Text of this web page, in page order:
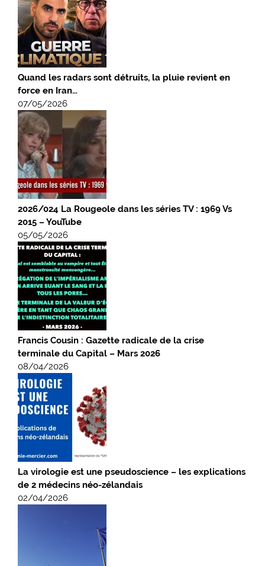
Quand les radars sont détruits, la pluie revient en
force en Iran…
07/05/2026
2026/024 La Rougeole dans les séries TV : 1969 Vs
2015 – YouTube
05/05/2026
Francis Cousin : Gazette radicale de la crise
terminale du Capital – Mars 2026
08/04/2026
La virologie est une pseudoscience – les explications
de 2 médecins néo-zélandais
02/04/2026